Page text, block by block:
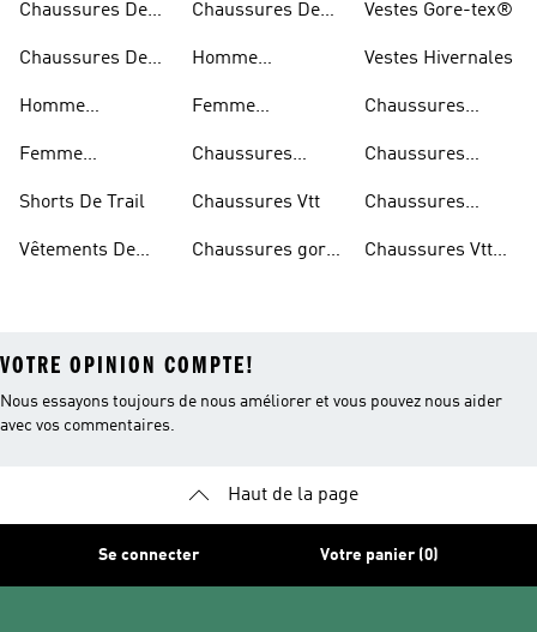
Chaussures De
Chaussures De
Imperméables
Homme
Trail
Femme
Trail
Shorts De Trail
Vêtements De
Chaussures De
Homme
Randonnée
Femme
Randonnée
Chaussures
Chaussures Vtt
Chaussures gore-
Vestes Gore-tex®
Vestes Hivernales
Chaussures
Chaussures
Chaussures
Randonnée
Chaussures Vtt
VOTRE OPINION COMPTE!
Nous essayons toujours de nous améliorer et vous pouvez nous aider
avec vos commentaires.
Haut de la page
Se connecter Votre panier (0)